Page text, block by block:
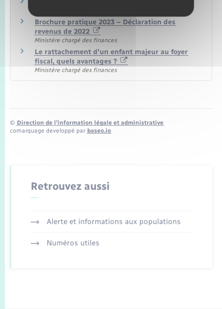
Brochure pratique 2023 – Déclaration des
revenus de 2022
Ministère chargé des finances
Le rattachement d'un enfant majeur au foyer
fiscal, quels avantages ?
Ministère chargé des finances
© Direction de l’information légale et administrative
comarquage developpé par baseo.io
Retrouvez aussi
Alerte et informations aux populations
Numéros utiles